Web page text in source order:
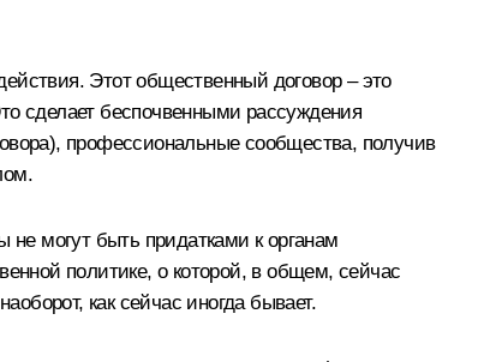
Этот общественный договор – это
сделает беспочвенными рассуждения
профессиональные сообщества, получив
не могут быть придатками к органам
политике, о которой, в общем, сейчас
как сейчас иногда бывает.